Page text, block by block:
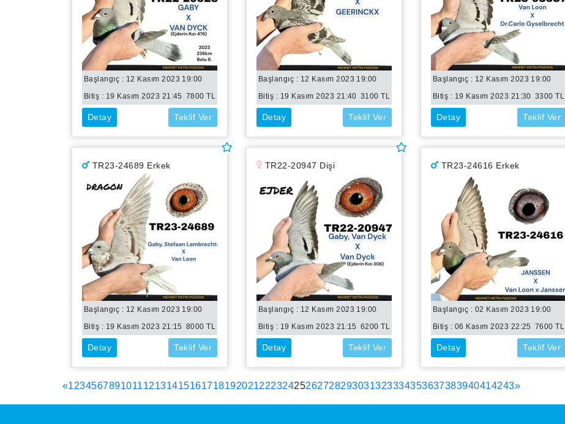
Başlangıç : 12 Kasım 2023 19:00
Bitiş : 19 Kasım 2023 21:45 7800TL
Detay Teklif Ver
Başlangıç : 12 Kasım 2023 19:00
Bitiş : 19 Kasım 2023 21:40 3100TL
Detay Teklif Ver
Başlangıç : 12 Kasım 2023 19:00
Bitiş : 19 Kasım 2023 21:30 3300TL
Detay Teklif Ver
TR23-24689 Erkek
Başlangıç : 12 Kasım 2023 19:00
Bitiş : 19 Kasım 2023 21:15 8000TL
Detay Teklif Ver
TR22-20947 Dişi
Başlangıç : 12 Kasım 2023 19:00
Bitiş : 19 Kasım 2023 21:15 6200TL
Detay Teklif Ver
TR23-24616 Erkek
Başlangıç : 02 Kasım 2023 19:00
Bitiş : 06 Kasım 2023 22:25 7600TL
Detay Teklif Ver
«12345678910111213141516171819202122232425(current)
262728293031323334353637383940414243»